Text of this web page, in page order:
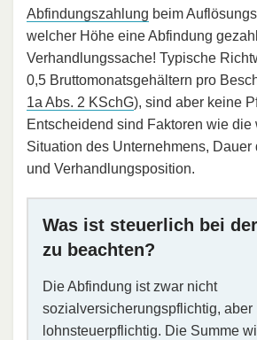
Abfindungszahlung beim
welcher Höhe eine Abfindung
Verhandlungssache! Typische
0,5 Bruttomonatsgehältern pro
1a Abs. 2 KSchG), sind aber keine
Entscheidend sind Faktoren wie die
Situation des Unternehmens, Dauer
und Verhandlungsposition.
Was ist steuerlich bei
zu beachten?
Die Abfindung ist zwar nicht
sozialversicherungspflichtig, aber
lohnsteuerpflichtig. Die Summe